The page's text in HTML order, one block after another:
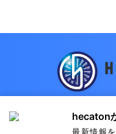
hecatonのお気に
hecaton
最新情報